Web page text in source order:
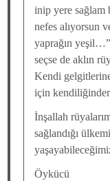
inip yere sağlam
nefes alıyorsun
yaprağın
seçse de aklın
Kendi
için
İnşallah
sağlandığı
Öykücü